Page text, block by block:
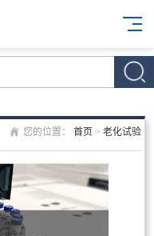
您的位置： 首页 > 老化试验